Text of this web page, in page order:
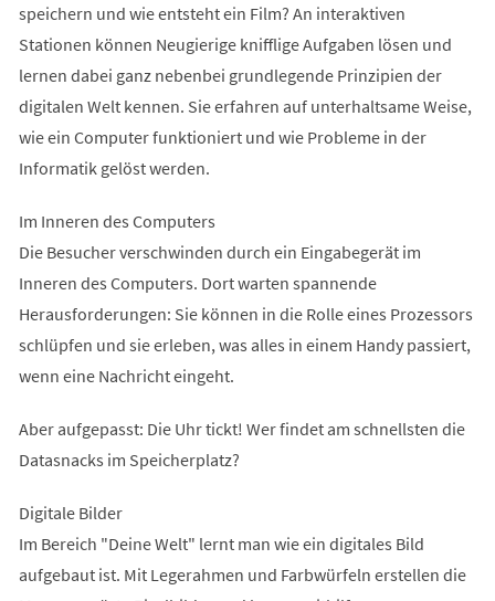
speichern und wie entsteht ein Film? An interaktiven
Stationen können Neugierige knifflige Aufgaben lösen und
lernen dabei ganz nebenbei grundlegende Prinzipien der
digitalen Welt kennen. Sie erfahren auf unterhaltsame Weise,
wie ein Computer funktioniert und wie Probleme in der
Informatik gelöst werden.
Im Inneren des Computers
Die Besucher verschwinden durch ein Eingabegerät im
Inneren des Computers. Dort warten spannende
Herausforderungen: Sie können in die Rolle eines Prozessors
schlüpfen und sie erleben, was alles in einem Handy passiert,
wenn eine Nachricht eingeht.
Aber aufgepasst: Die Uhr tickt! Wer findet am schnellsten die
Datasnacks im Speicherplatz?
Digitale Bilder
Im Bereich "Deine Welt" lernt man wie ein digitales Bild
aufgebaut ist. Mit Legerahmen und Farbwürfeln erstellen die